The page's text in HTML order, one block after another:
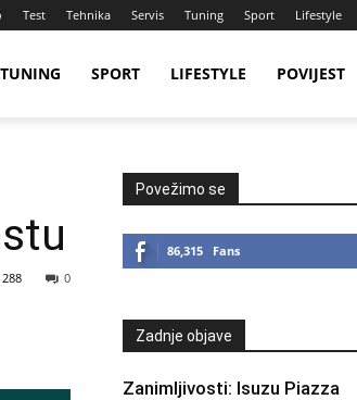
Test Tehnika Servis Tuning Sport Lifestyle
TUNING SPORT LIFESTYLE POVIJEST
0
288
Povežimo se
86,315 Fans
Zadnje objave
Zanimljivosti: Isuzu Piazza